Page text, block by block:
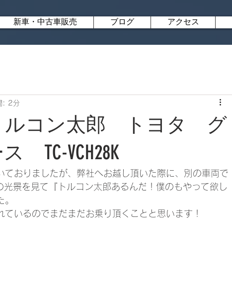
新車・中古車販売 ブログ アクセス
ルコン太郎 トヨタ グ
TC-VCH28K
: 2分
ておりましたが、弊社へお越し頂いた際に、別の車両で
光景を見て『トルコン太郎あるんだ！僕のもやって欲し
いるのでまだまだお乗り頂くことと思います！